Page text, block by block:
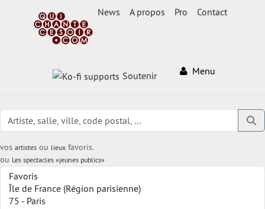
News A propos Pro Contact
Soutenir Menu
vos artistes ou lieux favoris.
ou Les spectacles «jeunes publics»